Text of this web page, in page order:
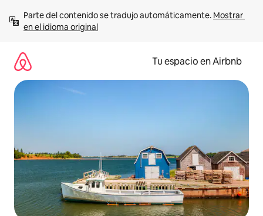
contenido
Parte del contenido se tradujo automáticamente. Mostrar
en el idioma original
Tu espacio en Airbnb